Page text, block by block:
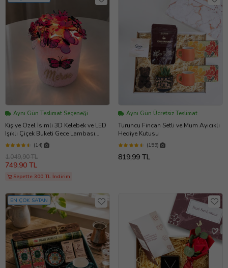
Aynı Gün Teslimat Seçeneği
Kişiye Özel İsimli 3D Kelebek ve LED
Işıklı Çiçek Buketi Gece Lambası
Arkadaşa Kıza Sevgiliye Hediye
Kutusu
(14)
1.049,90 TL
749,90 TL
Sepette 300 TL İndirim
Aynı Gün Ücretsiz Teslimat
Turuncu Fincan Setli ve Mum Ayıcıklı
Hediye Kutusu
(159)
819,99 TL
EN ÇOK SATAN